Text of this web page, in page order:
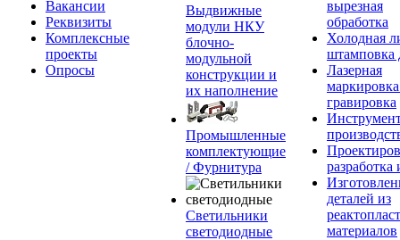
Вакансии
Реквизиты
Комплексные
проекты
Опросы
Выдвижные
модули НКУ
блочно-
модульной
конструкции и
их наполнение
Промышленные
комплектующие
/ Фурнитура
Светильники
светодиодные
вырезная
обработка
Холодная
штамповка
Лазерная
гравировка
разработка
деталей из
материалов